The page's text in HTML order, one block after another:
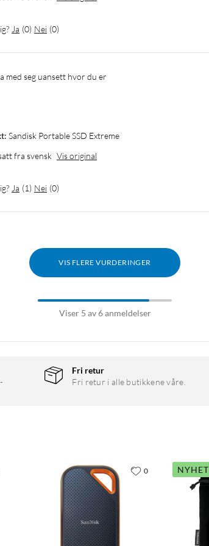
Ja (0) Nei (0)
med seg uansett hvor du er
Sandisk Portable SSD Extreme
fra svensk Vis original
Ja (1) Nei (0)
VIS FLERE VURDERINGER
Viser 5 av 6 anmeldelser
Fri retur
Fri retur i alle butikkene våre.
0 NYHET